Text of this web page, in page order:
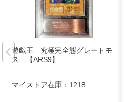
遊戯王 究極完全態グレートモ
ス 【ARS9】
マイストア在庫： 1218